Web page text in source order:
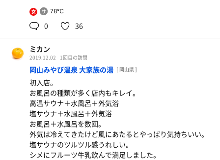
女 78℃
0 36
ミカン
2019.12.02 1回目の訪問
岡山みやび温泉 大家族の湯 [ 岡山県 ]
初入店。
お風呂の種類が多く店内もキレイ。
高温サウナ＋水風呂＋外気浴
塩サウナ＋水風呂＋外気浴
お風呂＋水風呂を数回。
外気は冷えてきたけど風にあたるとやっぱり気持ちいい。
塩サウナのツルツル感うれしい。
シメにフルーツ牛乳飲んで満足しました。